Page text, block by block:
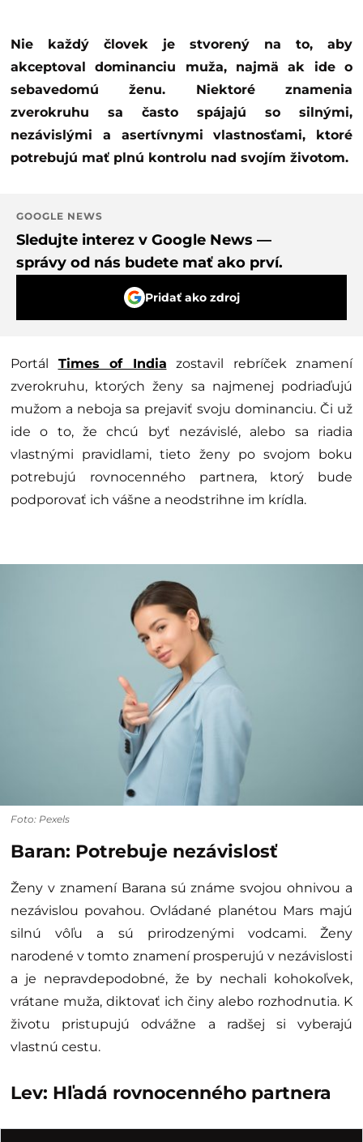
Nie každý človek je stvorený na to, aby
akceptoval dominanciu muža, najmä ak ide o
sebavedomú ženu. Niektoré znamenia
zverokruhu sa často spájajú so silnými,
nezávislými a asertívnymi vlastnosťami, ktoré
potrebujú mať plnú kontrolu nad svojím životom.
GOOGLE NEWS
Sledujte interez v Google News —
správy od nás budete mať ako prví.
Pridať ako zdroj
Portál Times of India zostavil rebríček znamení
zverokruhu, ktorých ženy sa najmenej podriaďujú
mužom a neboja sa prejaviť svoju dominanciu. Či už
ide o to, že chcú byť nezávislé, alebo sa riadia
vlastnými pravidlami, tieto ženy po svojom boku
potrebujú rovnocenného partnera, ktorý bude
podporovať ich vášne a neodstrihne im krídla.
Foto: Pexels
Baran: Potrebuje nezávislosť
Ženy v znamení Barana sú známe svojou ohnivou a
nezávislou povahou. Ovládané planétou Mars majú
silnú vôľu a sú prirodzenými vodcami. Ženy
narodené v tomto znamení prosperujú v nezávislosti
a je nepravdepodobné, že by nechali kohokoľvek,
vrátane muža, diktovať ich činy alebo rozhodnutia. K
životu pristupujú odvážne a radšej si vyberajú
vlastnú cestu.
Lev: Hľadá rovnocenného partnera